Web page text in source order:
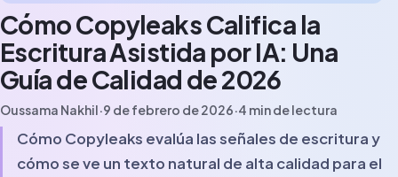
Cómo Copyleaks Califica la
Escritura Asistida por IA: Una
Guía de Calidad de 2026
Oussama Nakhil·9 de febrero de 2026·4 min de lectura
Cómo Copyleaks evalúa las señales de escritura y
cómo se ve un texto natural de alta calidad para el